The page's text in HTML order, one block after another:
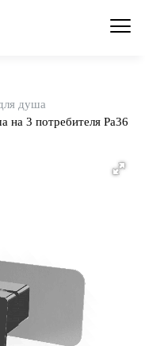
душа
на 3 потребителя Pa36